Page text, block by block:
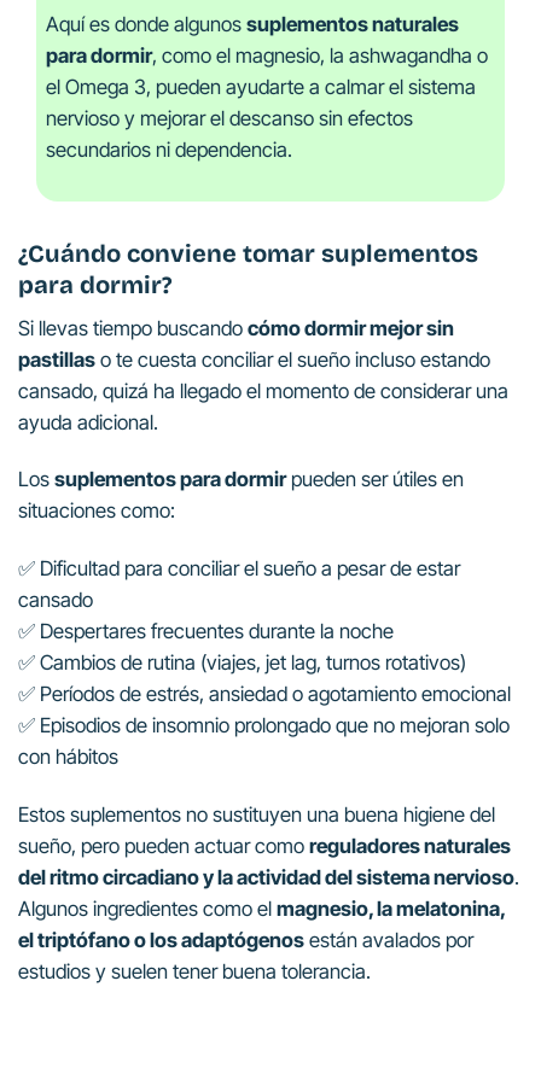
Aquí es donde algunos suplementos naturales
para dormir, como el magnesio, la ashwagandha o
el Omega 3, pueden ayudarte a calmar el sistema
nervioso y mejorar el descanso sin efectos
secundarios ni dependencia.
¿Cuándo conviene tomar suplementos
para dormir?
Si llevas tiempo buscando cómo dormir mejor sin
pastillas o te cuesta conciliar el sueño incluso estando
cansado, quizá ha llegado el momento de considerar una
ayuda adicional.
Los suplementos para dormirpueden ser útiles en
situaciones como:
✅ Dificultad para conciliar el sueño a pesar de estar
cansado
✅ Despertares frecuentes durante la noche
✅ Cambios de rutina (viajes, jet lag, turnos rotativos)
✅ Períodos de estrés, ansiedad o agotamiento emocional
✅ Episodios de insomnio prolongado que no mejoran solo
con hábitos
Estos suplementos no sustituyen una buena higiene del
sueño, pero pueden actuar como reguladores naturales
del ritmo circadiano y la actividad del sistema nervioso.
Algunos ingredientes como el magnesio, la melatonina,
el triptófano o los adaptógenos están avalados por
estudios y suelen tener buena tolerancia.